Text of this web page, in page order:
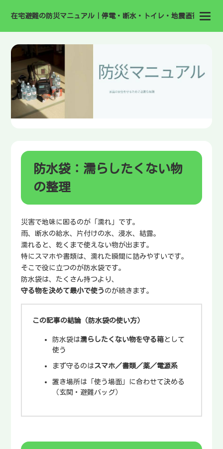
在宅避難の防災マニュアル｜停電・断水・トイレ・地震直後の備え
防水袋：濡らしたくない物
の整理
災害で地味に困るのが「濡れ」です。
雨、断水の給水、片付けの水、浸水、結露。
濡れると、乾くまで使えない物が出ます。
特にスマホや書類は、濡れた瞬間に詰みやすいです。
そこで役に立つのが防水袋です。
防水袋は、たくさん持つより、
守る物を決めて最小で使う のが続きます。
この記事の結論（防水袋の使い方）
防水袋は濡らしたくない物を守る箱として
使う
まず守るのは スマホ／書類／薬／電源系
置き場所は「使う場面」に合わせて決める
（玄関・避難バッグ）